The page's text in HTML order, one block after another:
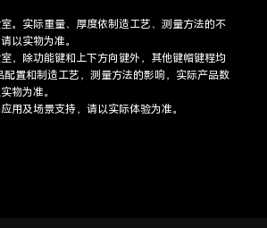
。实际重量、厚度依制造工艺、测量方法的不
以实物为准。
，除功能键和上下方向键外，其他键帽键程均
配置和制造工艺，测量方法的影响，实际产品数
物为准。
用及场景支持，请以实际体验为准。